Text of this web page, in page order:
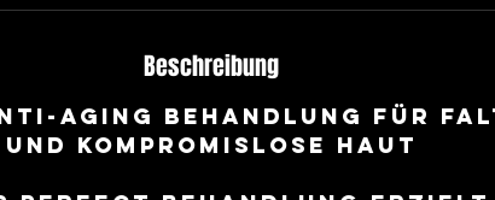
Beschreibung
AGING BEHANDLUNG FÜR
UND KOMPROMISLOSE HAUT